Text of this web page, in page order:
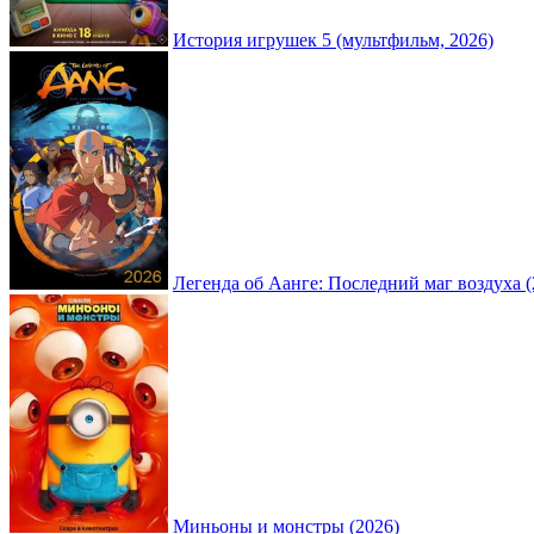
История игрушек 5 (мультфильм, 2026)
Легенда об Аанге: Последний маг воздуха
Миньоны и монстры (2026)